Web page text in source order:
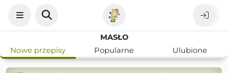
MASŁO
Nowe przepisy
Popularne Ulubione